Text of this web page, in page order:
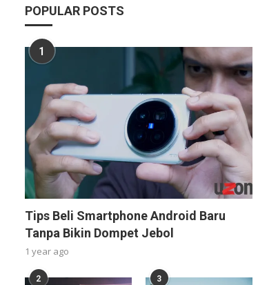
POPULAR POSTS
1
Tips Beli Smartphone Android Baru
Tanpa Bikin Dompet Jebol
1 year ago
2 3